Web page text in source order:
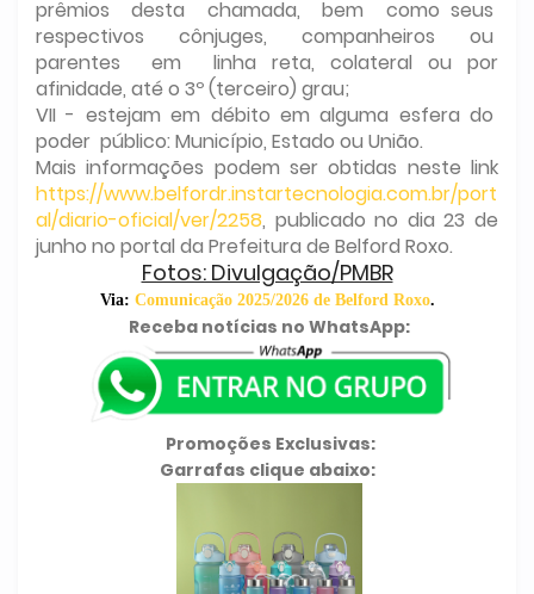
prêmios desta chamada, bem como seus
respectivos cônjuges, companheiros ou
parentes em linha reta, colateral ou por
afinidade, até o 3º (terceiro) grau;
VII - estejam em débito em alguma esfera do
poder público: Município, Estado ou União.
Mais informações podem ser obtidas neste link
https://www.belfordr.instartecnologia.com.br/port
al/diario-oficial/ver/2258, publicado no dia 23 de
junho no portal da Prefeitura de Belford Roxo.
Fotos: Divulgação/PMBR
Via: Comunicação 2025/2026 de Belford Roxo.
Receba notícias no WhatsApp:
Promoções Exclusivas:
Garrafas clique abaixo: